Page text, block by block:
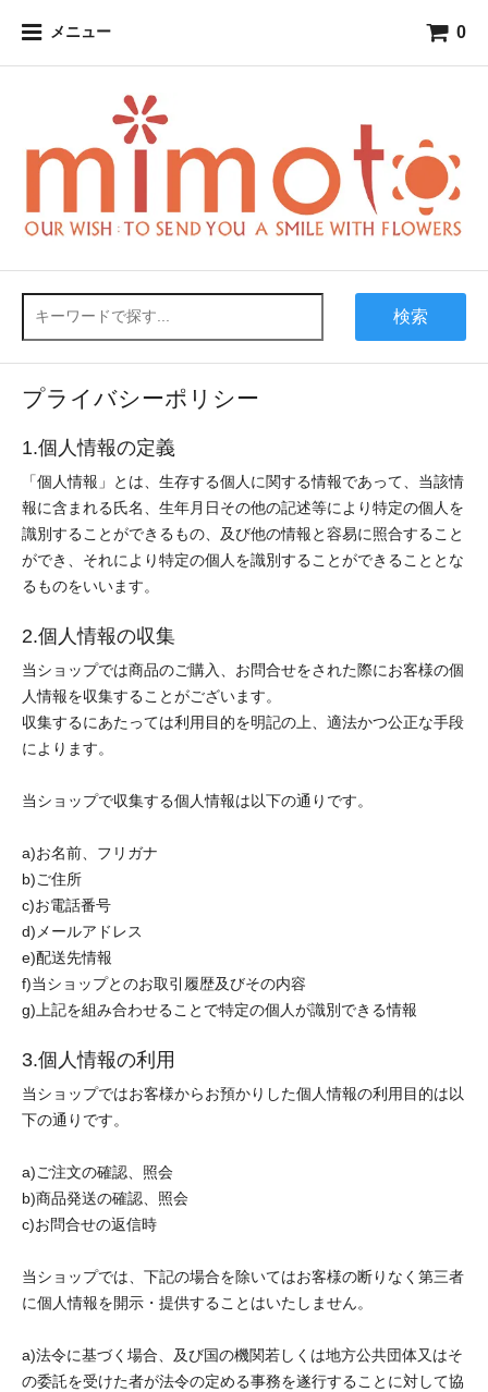
メニュー 0
検索
プライバシーポリシー
1.個人情報の定義
「個人情報」とは、生存する個人に関する情報であって、当該情
報に含まれる氏名、生年月日その他の記述等により特定の個人を
識別することができるもの、及び他の情報と容易に照合すること
ができ、それにより特定の個人を識別することができることとな
るものをいいます。
2.個人情報の収集
当ショップでは商品のご購入、お問合せをされた際にお客様の個
人情報を収集することがございます。
収集するにあたっては利用目的を明記の上、適法かつ公正な手段
によります。
当ショップで収集する個人情報は以下の通りです。
a)お名前、フリガナ
b)ご住所
c)お電話番号
d)メールアドレス
e)配送先情報
f)当ショップとのお取引履歴及びその内容
g)上記を組み合わせることで特定の個人が識別できる情報
3.個人情報の利用
当ショップではお客様からお預かりした個人情報の利用目的は以
下の通りです。
a)ご注文の確認、照会
b)商品発送の確認、照会
c)お問合せの返信時
当ショップでは、下記の場合を除いてはお客様の断りなく第三者
に個人情報を開示・提供することはいたしません。
a)法令に基づく場合、及び国の機関若しくは地方公共団体又はそ
の委託を受けた者が法令の定める事務を遂行することに対して協